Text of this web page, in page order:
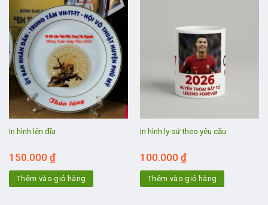
In hình lên đĩa
150.000 ₫
Thêm vào giỏ hàng
In hình ly sứ theo yêu cầu
100.000 ₫
Thêm vào giỏ hàng